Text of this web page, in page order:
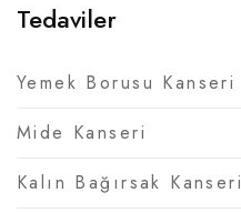
Tedaviler
Yemek Borusu Kanseri
Mide Kanseri
Kalın Bağırsak Kanseri